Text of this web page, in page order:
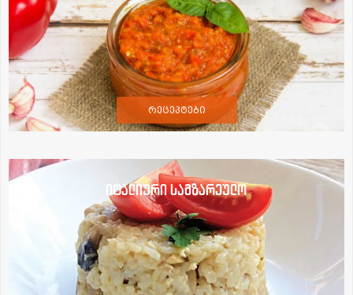
რეცეპტები
იტალიური სამზარეულო